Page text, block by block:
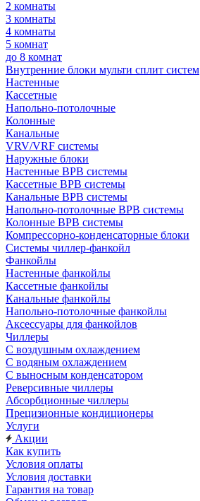
2 комнаты
3 комнаты
4 комнаты
5 комнат
до 8 комнат
Внутренние блоки мульти сплит систем
Настенные
Кассетные
Напольно-потолочные
Колонные
Канальные
VRV/VRF системы
Наружные блоки
Настенные ВРВ системы
Кассетные ВРВ системы
Канальные ВРВ системы
Напольно-потолочные ВРВ системы
Колонные ВРВ системы
Компрессорно-конденсаторные блоки
Системы чиллер-фанкойл
Фанкойлы
Настенные фанкойлы
Кассетные фанкойлы
Канальные фанкойлы
Напольно-потолочные фанкойлы
Аксессуары для фанкойлов
Чиллеры
С воздушным охлаждением
С водяным охлаждением
С выносным конденсатором
Реверсивные чиллеры
Абсорбционные чиллеры
Прецизионные кондиционеры
Услуги
Акции
Как купить
Условия оплаты
Условия доставки
Гарантия на товар